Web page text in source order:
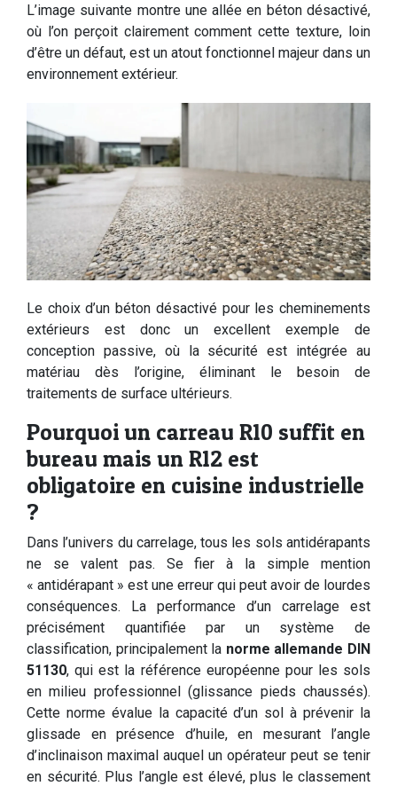
L’image suivante montre une allée en béton désactivé,
où l’on perçoit clairement comment cette texture, loin
d’être un défaut, est un atout fonctionnel majeur dans un
environnement extérieur.
Le choix d’un béton désactivé pour les cheminements
extérieurs est donc un excellent exemple de
conception passive, où la sécurité est intégrée au
matériau dès l’origine, éliminant le besoin de
traitements de surface ultérieurs.
Pourquoi un carreau R10 suffit en
bureau mais un R12 est
obligatoire en cuisine industrielle
?
Dans l’univers du carrelage, tous les sols antidérapants
ne se valent pas. Se fier à la simple mention
« antidérapant » est une erreur qui peut avoir de lourdes
conséquences. La performance d’un carrelage est
précisément quantifiée par un système de
classification, principalement la norme allemande DIN
51130, qui est la référence européenne pour les sols
en milieu professionnel (glissance pieds chaussés).
Cette norme évalue la capacité d’un sol à prévenir la
glissade en présence d’huile, en mesurant l’angle
d’inclinaison maximal auquel un opérateur peut se tenir
en sécurité. Plus l’angle est élevé, plus le classement